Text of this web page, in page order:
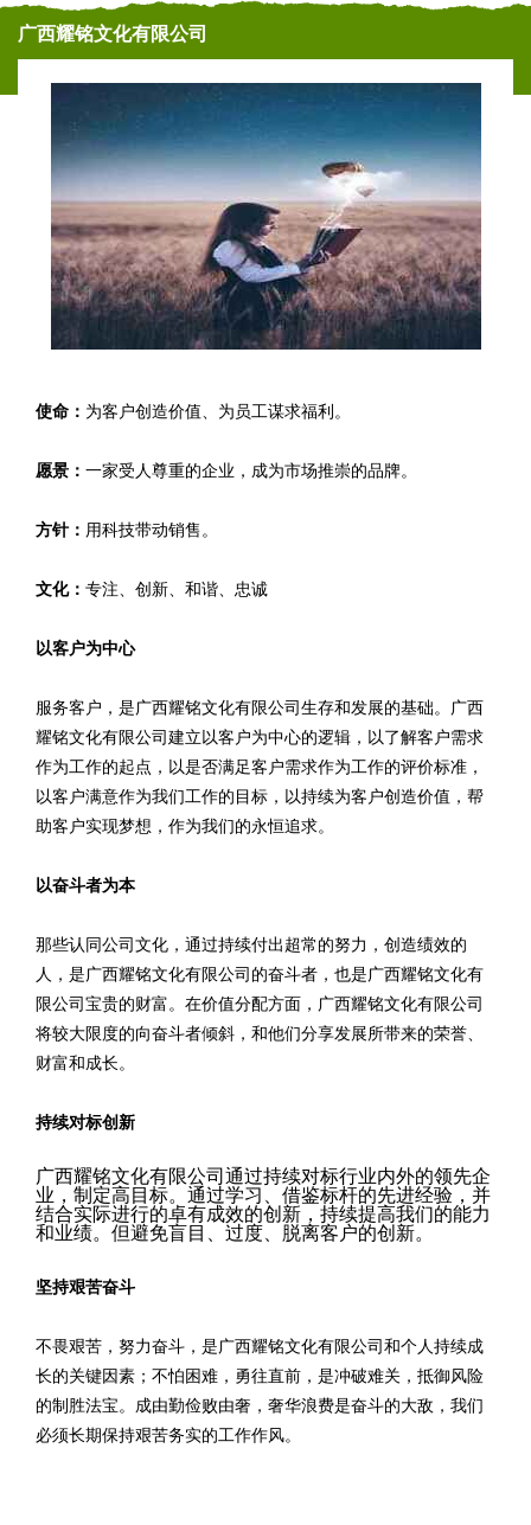
广西耀铭文化有限公司
使命： 为客户创造价值、为员工谋求福利。
愿景： 一家受人尊重的企业，成为市场推崇的品牌。
方针： 用科技带动销售。
文化： 专注、创新、和谐、忠诚
以客户为中心
服务客户，是广西耀铭文化有限公司生存和发展的基础。广西
耀铭文化有限公司建立以客户为中心的逻辑，以了解客户需求
作为工作的起点，以是否满足客户需求作为工作的评价标准，
以客户满意作为我们工作的目标，以持续为客户创造价值，帮
助客户实现梦想，作为我们的永恒追求。
以奋斗者为本
那些认同公司文化，通过持续付出超常的努力，创造绩效的
人，是广西耀铭文化有限公司的奋斗者，也是广西耀铭文化有
限公司宝贵的财富。在价值分配方面，广西耀铭文化有限公司
将较大限度的向奋斗者倾斜，和他们分享发展所带来的荣誉、
财富和成长。
持续对标创新
广西耀铭文化有限公司通过持续对标行业内外的领先企
业，制定高目标。通过学习、借鉴标杆的先进经验，并
结合实际进行的卓有成效的创新，持续提高我们的能力
和业绩。但避免盲目、过度、脱离客户的创新。
坚持艰苦奋斗
不畏艰苦，努力奋斗，是广西耀铭文化有限公司和个人持续成
长的关键因素；不怕困难，勇往直前，是冲破难关，抵御风险
的制胜法宝。成由勤俭败由奢，奢华浪费是奋斗的大敌，我们
必须长期保持艰苦务实的工作作风。